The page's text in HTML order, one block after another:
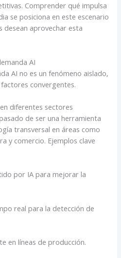
Comprender qué impulsa
se posiciona en este escenario
desean aprovechar esta
AI
AI no es un fenómeno aislado,
convergentes.
diferentes sectores
de ser una herramienta
transversal en áreas como
y comercio. Ejemplos clave
por IA para mejorar la
real para la detección de
en líneas de producción.